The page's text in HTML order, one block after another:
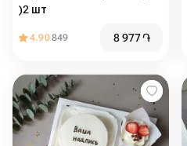
)2 шт
4.90849 8 977֏